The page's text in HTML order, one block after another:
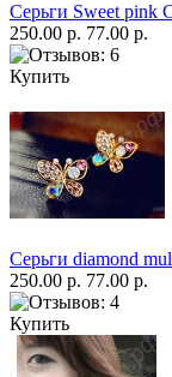
Серьги Sweet pink
250.00 р. 77.00 р.
Купить
Серьги diamond
250.00 р. 77.00 р.
Купить